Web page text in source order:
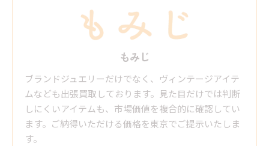
もみじ
ブランドジュエリーだけでなく、ヴィンテージアイテ
ムなども出張買取しております。見た目だけでは判断
しにくいアイテムも、市場価値を複合的に確認してい
ます。ご納得いただける価格を東京でご提示いたしま
す。